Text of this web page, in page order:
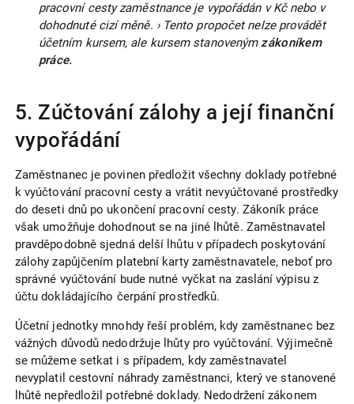
pracovní cesty zaměstnance je vypořádán v Kč nebo v
dohodnuté cizí měně. › Tento propočet nelze provádět
účetním kursem, ale kursem stanovenýmzákoníkem
práce.
5. Zúčtování zálohy a její finanční
vypořádání
Zaměstnanec je povinen předložit všechny doklady potřebné
k vyúčtování pracovní cesty a vrátit nevyúčtované prostředky
do deseti dnů po ukončení pracovní cesty. Zákoník práce
však umožňuje dohodnout se na jiné lhůtě. Zaměstnavatel
pravděpodobně sjedná delší lhůtu v případech poskytování
zálohy zapůjčením platební karty zaměstnavatele, neboť pro
správné vyúčtování bude nutné vyčkat na zaslání výpisu z
účtu dokládajícího čerpání prostředků.
Účetní jednotky mnohdy řeší problém, kdy zaměstnanec bez
vážných důvodů nedodržuje lhůty pro vyúčtování. Výjimečně
se můžeme setkat i s případem, kdy zaměstnavatel
nevyplatil cestovní náhrady zaměstnanci, který ve stanovené
lhůtě nepředložil potřebné doklady. Nedodržení zákonem